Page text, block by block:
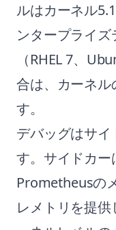
ルはカーネル
ンタープライ
（RHEL 7、
合は、カーネ
す。
デバッグはサ
す。サイドカ
Prometheusの
レメトリを提